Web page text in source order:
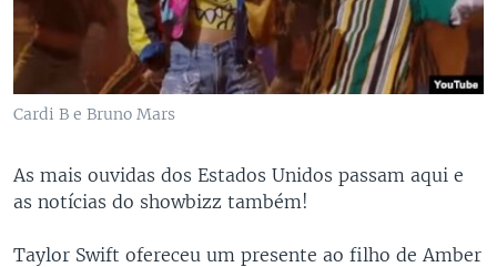
Cardi B e Bruno Mars
As mais ouvidas dos Estados Unidos passam aqui e
as notícias do showbizz também!
Taylor Swift ofereceu um presente ao filho de Amber